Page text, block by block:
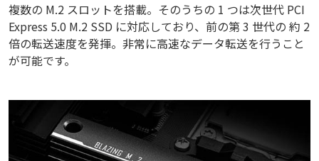
複数の M.2 スロットを搭載。そのうちの 1 つは次世代 PCI
Express 5.0 M.2 SSD に対応しており、前の第 3 世代の 約 2
倍の転送速度を発揮。非常に高速なデータ転送を行うこと
が可能です。